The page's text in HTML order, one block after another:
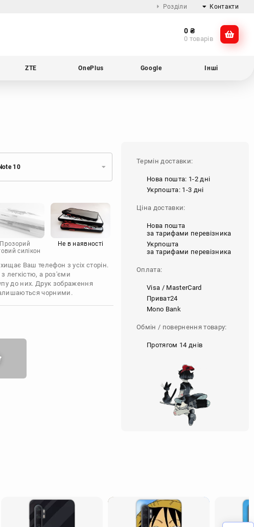
Розділи Контакти
@dikocase
0 ₴
0 товарів
ZTE OnePlus Google Інші
10
Прозорий
силікон
Не в наявності
Ваш телефон з усіх сторін.
легкістю, а роз'єми
до них. Друк зображення
чорними.
Термін доставки:
Нова пошта: 1-2 дні
Укрпошта: 1-3 дні
Ціна доставки:
Нова пошта
за тарифами перевізника
Укрпошта
за тарифами перевізника
Оплата:
Visa / MasterCard
Приват24
Mono Bank
Обмін / повернення товару:
Протягом 14 днів